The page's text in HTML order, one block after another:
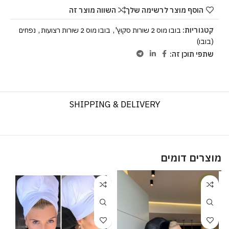
הוסף מוצר לרשימה שלך השווה מוצר זה
קטגוריות: בובו מוס 2 שורות סקוץ' , בובו מוס 2 שורות רצועות , נפחים
(בובו)
שתפי תוכן זה:
SHIPPING & DELIVERY
מוצרים דומים
-17%